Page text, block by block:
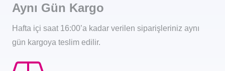
Aynı Gün Kargo
Hafta içi saat 16:00’a kadar verilen siparişleriniz aynı
gün kargoya teslim edilir.